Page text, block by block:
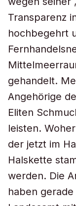
Transparenz
hochbegehrt
gehandelt.
Angehörige
Eliten
leisten.
der jetzt im
Halskette
werden. Die
haben